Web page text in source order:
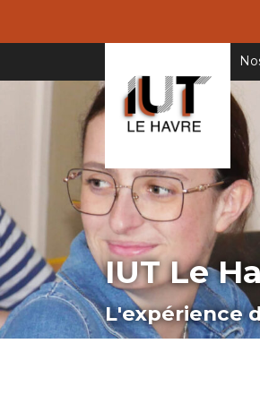
IUT Le
L'expérience